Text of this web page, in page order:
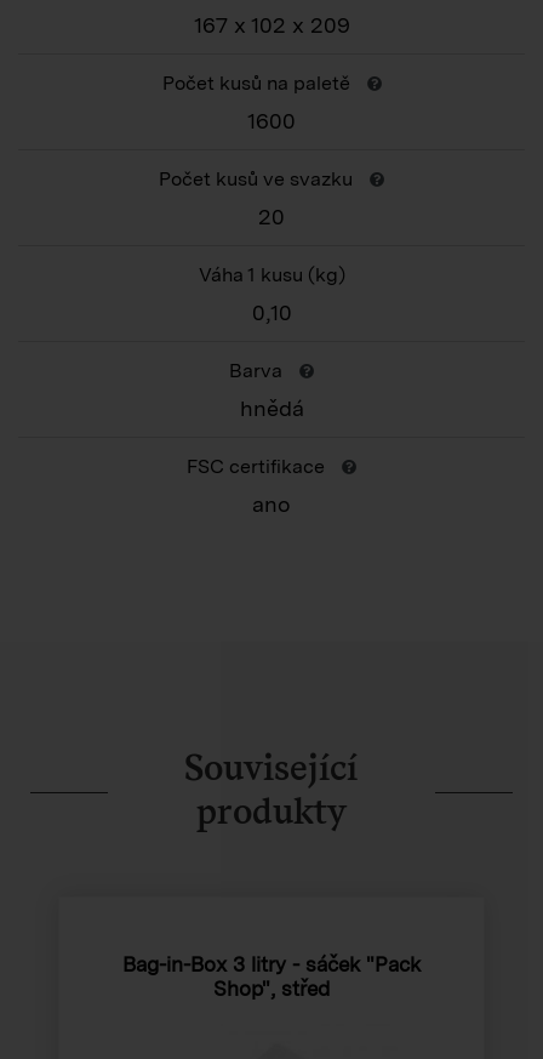
167 x 102 x 209
Počet kusů na paletě
1600
Počet kusů ve svazku
20
Váha 1 kusu (kg)
0,10
Barva
hnědá
FSC certifikace
ano
Související
produkty
Bag-in-Box 3 litry - sáček "Pack
Shop", střed